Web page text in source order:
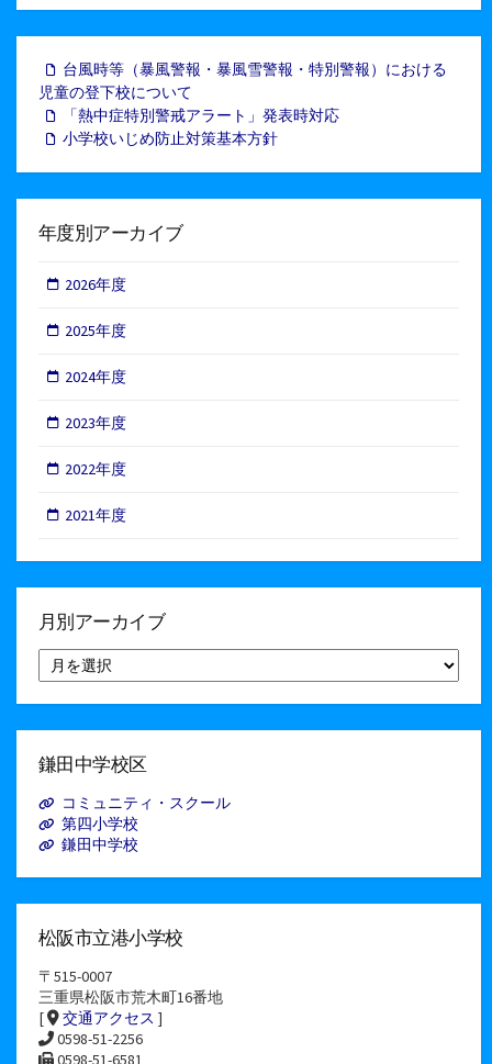
台風時等（暴風警報・暴風雪警報・特別警報）における
児童の登下校について
「熱中症特別警戒アラート」発表時対応
小学校いじめ防止対策基本方針
年度別アーカイブ
2026年度
2025年度
2024年度
2023年度
2022年度
2021年度
月別アーカイブ
別
ア
イ
鎌田中学校区
コミュニティ・スクール
第四小学校
鎌田中学校
松阪市立港小学校
〒515-0007
三重県松阪市荒木町16番地
[
交通アクセス ]
0598-51-2256
0598-51-6581